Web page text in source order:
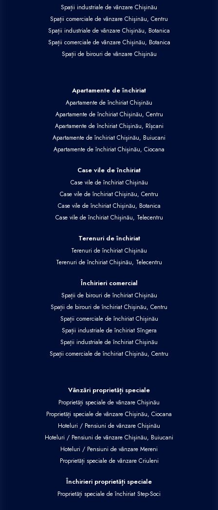
Spații industriale de vânzare Chișinău
Spații comerciale de vânzare Chișinău, Centru
Spații industriale de vânzare Chișinău, Botanica
Spații comerciale de vânzare Chișinău, Botanica
Spații de birouri de vânzare Chișinău
Apartamente de închiriat
Apartamente de închiriat Chișinău
Apartamente de închiriat Chișinău, Centru
Apartamente de închiriat Chișinău, Rîșcani
Apartamente de închiriat Chișinău, Buiucani
Apartamente de închiriat Chișinău, Ciocana
Case vile de închiriat
Case vile de închiriat Chișinău
Case vile de închiriat Chișinău, Centru
Case vile de închiriat Chișinău, Botanica
Case vile de închiriat Chișinău, Telecentru
Terenuri de închiriat
Terenuri de închiriat Chișinău
Terenuri de închiriat Chișinău, Telecentru
Închirieri comercial
Spații de birouri de închiriat Chișinău
Spații de birouri de închiriat Chișinău, Centru
Spații comerciale de închiriat Chișinău
Spații industriale de închiriat Sîngera
Spații industriale de închiriat Chișinău
Spații comerciale de închiriat Chișinău, Centru
Vânzări proprietăți speciale
Proprietăți speciale de vânzare Chișinău
Proprietăți speciale de vânzare Chișinău, Ciocana
Hoteluri / Pensiuni de vânzare Chișinău
Hoteluri / Pensiuni de vânzare Chișinău, Buiucani
Hoteluri / Pensiuni de vânzare Mereni
Proprietăți speciale de vânzare Criuleni
Închirieri proprietăți speciale
Proprietăți speciale de închiriat Step-Soci